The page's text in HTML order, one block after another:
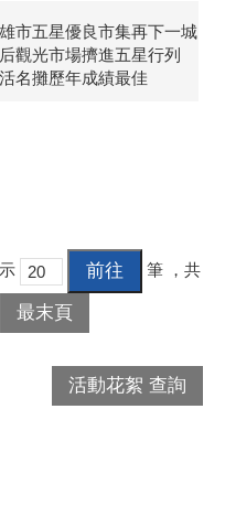
市五星優良市集再下一城
觀光市場擠進五星行列
名攤歷年成績最佳
筆 ，共
最末頁
活動花絮 查詢